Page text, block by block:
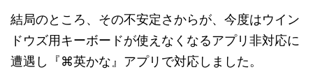
結局のところ、その不安定さからが、今度はウイン
ドウズ用キーボードが使えなくなるアプリ非対応に
遭遇し『⌘英かな』アプリで対応しました。